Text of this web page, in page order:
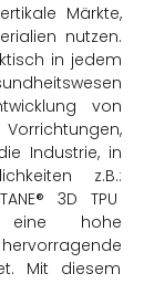
Märkte,
nutzen.
in jedem
von
Industrie, in
z.B.:
3D TPU
hohe
Mit diesem